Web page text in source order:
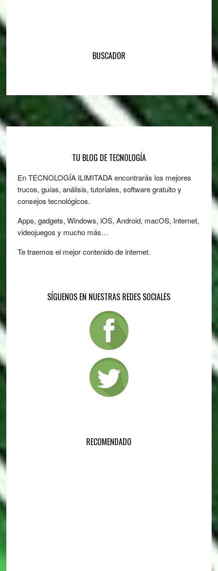
BUSCADOR
TU BLOG DE TECNOLOGÍA
En TECNOLOGÍA ILIMITADA encontrarás los mejores
trucos, guías, análisis, tutoriales, software gratuito y
consejos tecnológicos.
Apps, gadgets, Windows, iOS, Android, macOS, Internet,
videojuegos y mucho más…
Te traemos el mejor contenido de internet.
SÍGUENOS EN NUESTRAS REDES SOCIALES
RECOMENDADO